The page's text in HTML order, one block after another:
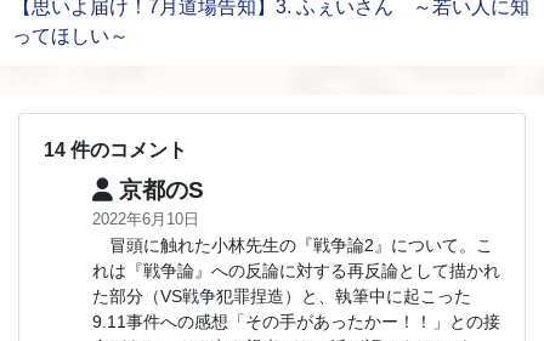
【思いよ届け！7月道場告知】3. ふぇいさん ～若い人に知
ってほしい～
14 件のコメント
京都のS
2022年6月10日
冒頭に触れた小林先生の『戦争論2』について。こ
れは『戦争論』への反論に対する再反論として描かれ
た部分（VS戦争犯罪捏造）と、執筆中に起こった
9.11事件への感想「その手があったかー！！」との接